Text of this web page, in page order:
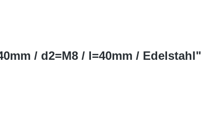
/ d2=M8 / l=40mm / Edelstahl"